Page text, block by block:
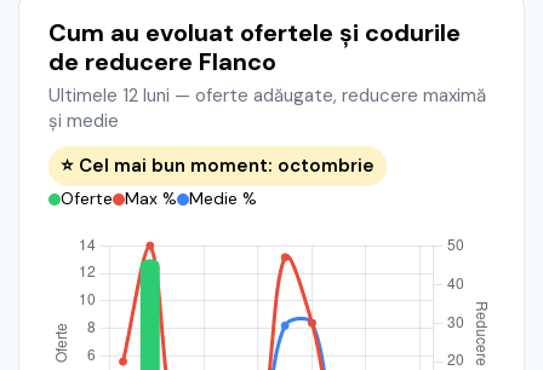
Cum au evoluat ofertele și codurile
de reducere Flanco
Ultimele 12 luni — oferte adăugate, reducere maximă
și medie
⭐ Cel mai bun moment: octombrie
Oferte Max % Medie %